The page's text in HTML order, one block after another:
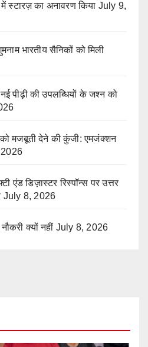
स्टारज़ का अनावरण किया July 9,
भारतीय सैनिकों को मिली
पीढ़ी की उपलब्धियों के जश्न को
को मजबूती देने की कुंजी: एमजंक्शन
एंड डिज़ास्टर रिस्पॉन्स पर उत्तर
July 8, 2026
क्यों नहीं July 8, 2026